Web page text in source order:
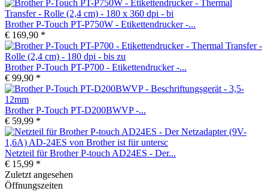
Brother P-Touch PT-P750W - Etikettendrucker -...
€ 169,90 *
Brother P-Touch PT-P700 - Etikettendrucker -...
€ 99,90 *
Brother P-Touch PT-D200BWVP -...
€ 59,99 *
Netzteil für Brother P-touch AD24ES - Der...
€ 15,99 *
Zuletzt angesehen
Öffnungszeiten